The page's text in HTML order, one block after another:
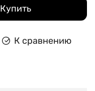
Купить
К сравнению